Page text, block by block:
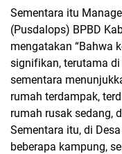
Sementara itu
(Pusdalops) BPBD
mengatakan “Bahwa
signifikan, terutama
sementara
rumah terdampak,
rumah rusak sedang,
Sementara itu, di
beberapa kampung,